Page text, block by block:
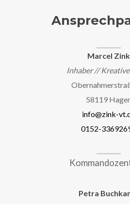
Marcel Zink
Inhaber //
58119
info@zink-
0152-
Petra